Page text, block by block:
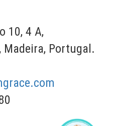
10, 4 A,
Madeira, Portugal.